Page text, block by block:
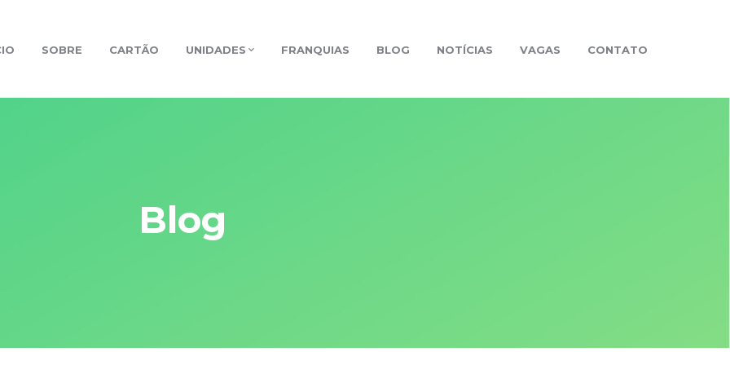
SOBRE CARTÃO UNIDADES FRANQUIAS BLOG NOTÍCIAS VAGAS CONTATO
Blog